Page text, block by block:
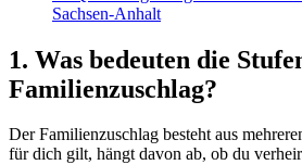
Sachsen-Anhalt
1. Was bedeuten die
Familienzuschlag?
Der Familienzuschlag besteht aus
für dich gilt, hängt davon ab, ob du